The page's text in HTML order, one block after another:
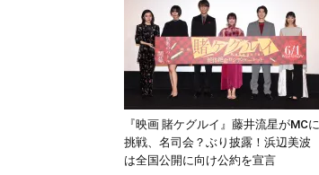
『映画 賭ケグルイ』藤井流星がMCに
挑戦、名司会？ぶり披露！浜辺美波
は全国公開に向け公約を宣言